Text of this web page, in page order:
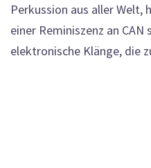
Perkussion aus aller
einer Reminiszenz an
elektronische Klänge, die